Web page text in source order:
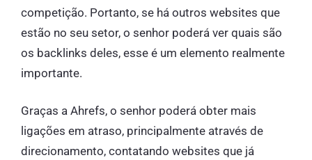
competição. Portanto, se há outros websites que
estão no seu setor, o senhor poderá ver quais são
os backlinks deles, esse é um elemento realmente
importante.
Graças a Ahrefs, o senhor poderá obter mais
ligações em atraso, principalmente através de
direcionamento, contatando websites que já